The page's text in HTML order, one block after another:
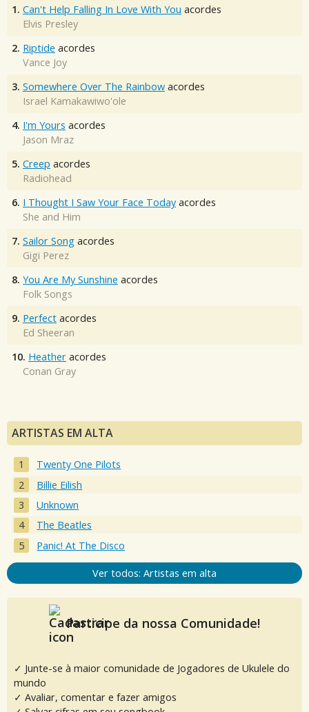
1. Can't Help Falling In Love With You acordes
Elvis Presley
2. Riptide acordes
Vance Joy
3. Somewhere Over The Rainbow acordes
Israel Kamakawiwo'ole
4. I'm Yours acordes
Jason Mraz
5. Creep acordes
Radiohead
6. I Thought I Saw Your Face Today acordes
She and Him
7. Sailor Song acordes
Gigi Perez
8. You Are My Sunshine acordes
Folk Songs
9. Perfect acordes
Ed Sheeran
10. Heather acordes
Conan Gray
ARTISTAS EM ALTA
Twenty One Pilots
Billie Eilish
Unknown
The Beatles
Panic! At The Disco
Ver todos: Artistas em alta
Participe da nossa Comunidade!
✓ Junte-se à maior comunidade de Jogadores de Ukulele do
mundo
✓ Avaliar, comentar e fazer amigos